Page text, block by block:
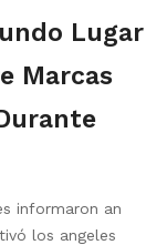
Lugar
Marcas
informaron an
los angeles